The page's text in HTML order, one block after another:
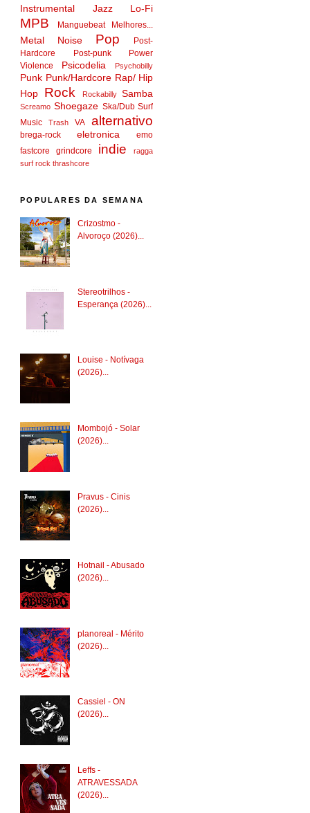
Instrumental Jazz Lo-Fi
MPB Manguebeat Melhores...
Metal Noise Pop
Post-
Hardcore
Post-punk
Power
Violence
Psicodelia Psychobilly
Punk Punk/Hardcore Rap/ Hip
Hop
Rock Rockabilly Samba
Screamo Shoegaze Ska/Dub Surf
Music
Trash VA alternativo
brega-rock eletronica
emo
fastcore
grindcore indie
ragga
surf rock thrashcore
POPULARES DA SEMANA
Crizostmo -
Alvoroço (2026)...
Stereotrilhos -
Esperança (2026)...
Louise - Notívaga
(2026)...
Mombojó - Solar
(2026)...
Pravus - Cinis
(2026)...
Hotnail - Abusado
(2026)...
planoreal - Mérito
(2026)...
Cassiel - ON
(2026)...
Leffs -
ATRAVESSADA
(2026)...